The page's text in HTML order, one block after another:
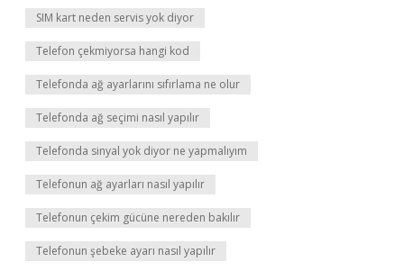
SIM kart neden servis yok diyor
Telefon çekmiyorsa hangi kod
Telefonda ağ ayarlarını sıfırlama ne olur
Telefonda ağ seçimi nasıl yapılır
Telefonda sinyal yok diyor ne yapmalıyım
Telefonun ağ ayarları nasıl yapılır
Telefonun çekim gücüne nereden bakılır
Telefonun şebeke ayarı nasıl yapılır